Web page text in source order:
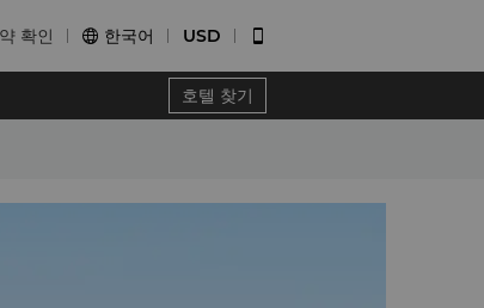
확인  한국어 USD 
호텔 찾기